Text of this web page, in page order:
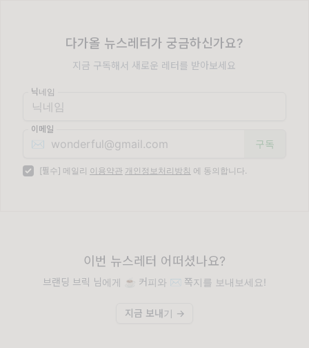
다가올 뉴스레터가 궁금하신가요?
지금 구독해서 새로운 레터를 받아보세요
닉네임
이메일
✉️
[필수] 메일리 이용약관 개인정보처리방침 에 동의합니다.
이번 뉴스레터 어떠셨나요?
브랜딩 브릭 님에게 ☕️ 커피와 ✉️ 쪽지를 보내보세요!
지금 보내기 →